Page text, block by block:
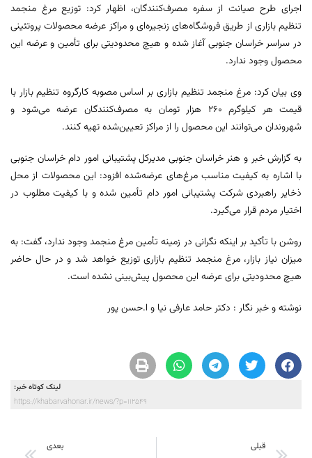
اجرای طرح صیانت از سفره مصرف‌کنندگان، اظهار کرد: توزیع مرغ منجمد
تنظیم بازاری از طریق فروشگاه‌های زنجیره‌ای و مراکز عرضه محصولات پروتئینی
در سراسر خراسان جنوبی آغاز شده و هیچ محدودیتی برای تأمین و عرضه این
محصول وجود ندارد.
وی بیان کرد: مرغ منجمد تنظیم بازاری بر اساس مصوبه کارگروه تنظیم بازار با
قیمت هر کیلوگرم ۲۶۰ هزار تومان به مصرف‌کنندگان عرضه می‌شود و
شهروندان می‌توانند این محصول را از مراکز تعیین‌شده تهیه کنند.
به گزارش خبر و هنر خراسان جنوبی مدیرکل پشتیبانی امور دام خراسان جنوبی
با اشاره به کیفیت مناسب مرغ‌های عرضه‌شده افزود: این محصولات از محل
ذخایر راهبردی شرکت پشتیبانی امور دام تأمین شده و با کیفیت مطلوب در
اختیار مردم قرار می‌گیرد.
روشن با تأکید بر اینکه نگرانی در زمینه تأمین مرغ منجمد وجود ندارد، گفت: به
میزان نیاز بازار، مرغ منجمد تنظیم بازاری توزیع خواهد شد و در حال حاضر
هیچ محدودیتی برای عرضه این محصول پیش‌بینی نشده است.
نوشته و خبر نگار : دکتر حامد عارفی نیا و ا.حسن پور
لینک کوتاه خبر:
https://khabarvahonar.ir/news/?p=112549
قبلی بعدی